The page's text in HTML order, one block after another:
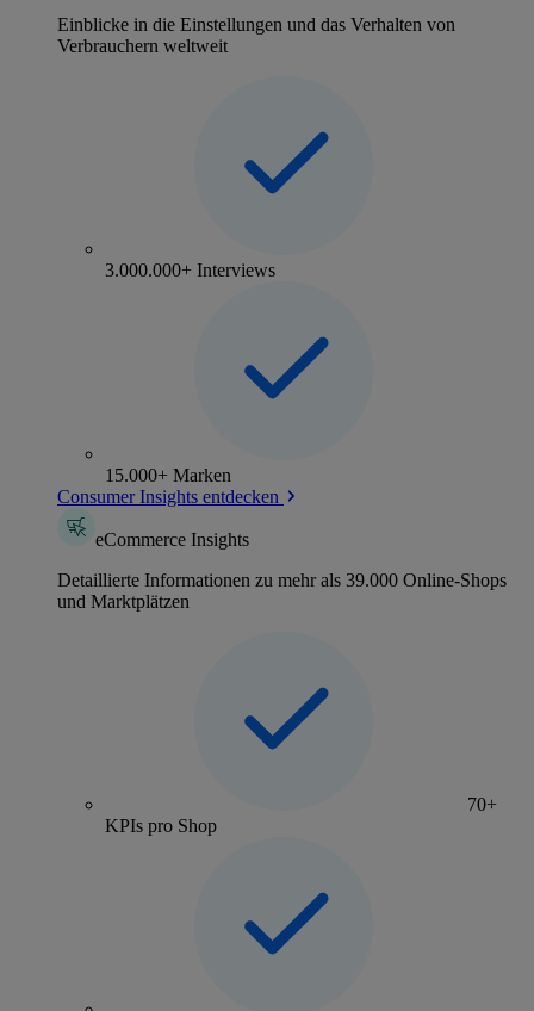
Einblicke in die Einstellungen und das Verhalten von
Verbrauchern weltweit
3.000.000+ Interviews
15.000+ Marken
Consumer Insights entdecken
eCommerce Insights
Detaillierte Informationen zu mehr als 39.000 Online-Shops
und Marktplätzen
70+
KPIs pro Shop